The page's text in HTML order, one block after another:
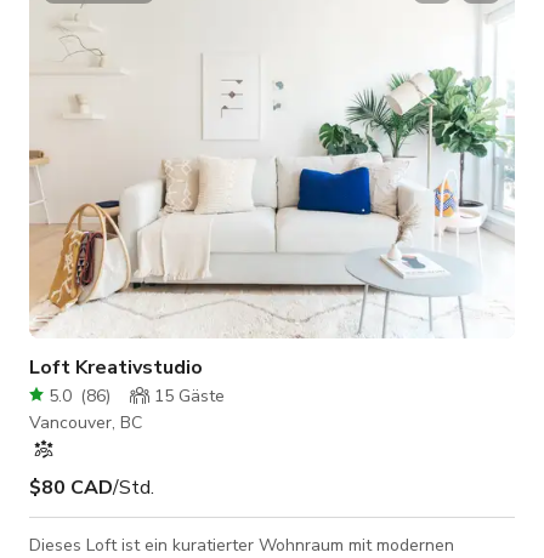
Tannenholzböden schaffen eine zeitlose Kulisse mit
hervorragendem natürlichem Licht und vielfältigen
Aufnahmewinkeln. Das offene Layout umfasst eine große,
maßgeschn
Loft Kreativstudio
5.0 (86) 15 Gäste
Vancouver, BC
$80 CAD/Std.
Dieses Loft ist ein kuratierter Wohnraum mit modernen